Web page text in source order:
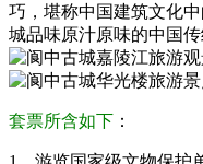
巧，堪称中国建筑文化
城品味原汁原味的中国传
套票所含如下 ：